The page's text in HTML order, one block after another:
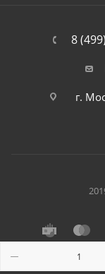
8
г.